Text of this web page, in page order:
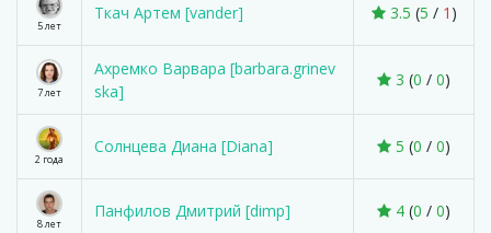
5 лет
Ткач Артем [vander] 3.5 (5 / 1 )
7 лет
Ахремко Варвара [barbara.grinev
ska]
3 (0 / 0)
2 года
Солнцева Диана [Diana] 5 (0 / 0)
8 лет
Панфилов Дмитрий [dimp] 4 (0 / 0)